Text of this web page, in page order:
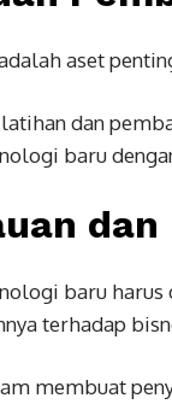
aset
dan
baru
baru harus
terhadap
membuat